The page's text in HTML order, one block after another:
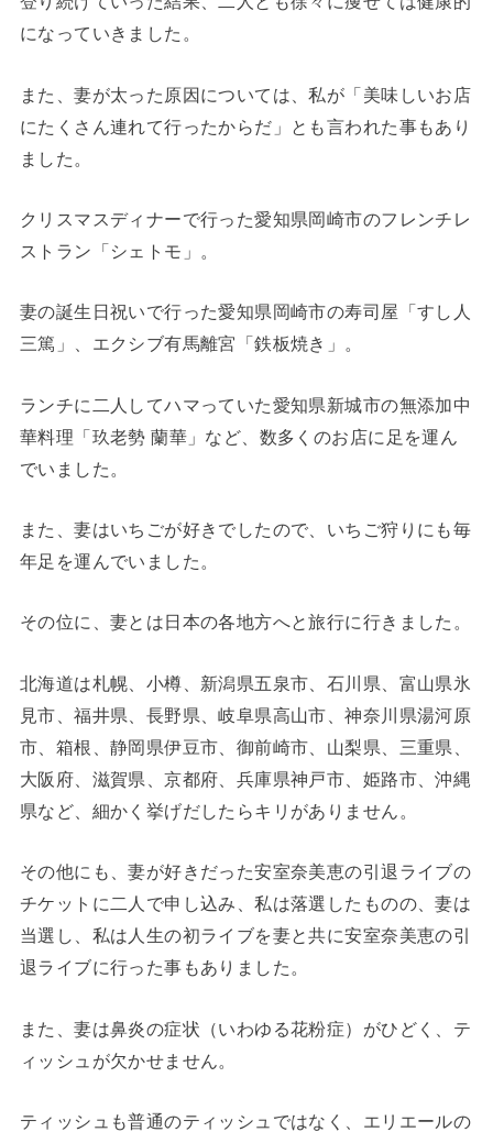
になっていきました。
また、妻が太った原因については、私が「美味しいお店
にたくさん連れて行ったからだ」とも言われた事もあり
ました。
クリスマスディナーで行った愛知県岡崎市のフレンチレ
ストラン「シェトモ」。
妻の誕生日祝いで行った愛知県岡崎市の寿司屋「すし人
三篤」、エクシブ有馬離宮「鉄板焼き」。
ランチに二人してハマっていた愛知県新城市の無添加中
華料理「玖老勢 蘭華」など、数多くのお店に足を運ん
でいました。
また、妻はいちごが好きでしたので、いちご狩りにも毎
年足を運んでいました。
その位に、妻とは日本の各地方へと旅行に行きました。
北海道は札幌、小樽、新潟県五泉市、石川県、富山県氷
見市、福井県、長野県、岐阜県高山市、神奈川県湯河原
市、箱根、静岡県伊豆市、御前崎市、山梨県、三重県、
大阪府、滋賀県、京都府、兵庫県神戸市、姫路市、沖縄
県など、細かく挙げだしたらキリがありません。
その他にも、妻が好きだった安室奈美恵の引退ライブの
チケットに二人で申し込み、私は落選したものの、妻は
当選し、私は人生の初ライブを妻と共に安室奈美恵の引
退ライブに行った事もありました。
また、妻は鼻炎の症状（いわゆる花粉症）がひどく、テ
ィッシュが欠かせません。
ティッシュも普通のティッシュではなく、エリエールの